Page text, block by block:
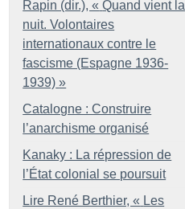
Rapin (dir.), « Quand vient la
nuit. Volontaires
internationaux contre le
fascisme (Espagne 1936-
1939) »
Catalogne : Construire
l’anarchisme organisé
Kanaky : La répression de
l’État colonial se poursuit
Lire René Berthier, « Les